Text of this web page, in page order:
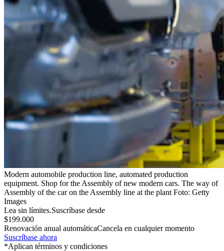
Modern automobile production line, automated production
equipment. Shop for the Assembly of new modern cars. The way of
Assembly of the car on the Assembly line at the plant Foto: Getty
Images
Lea sin límites.Suscríbase desde
$199.000
Renovación anual automáticaCancela en cualquier momento
Suscríbase ahora
*Aplican términos y condiciones